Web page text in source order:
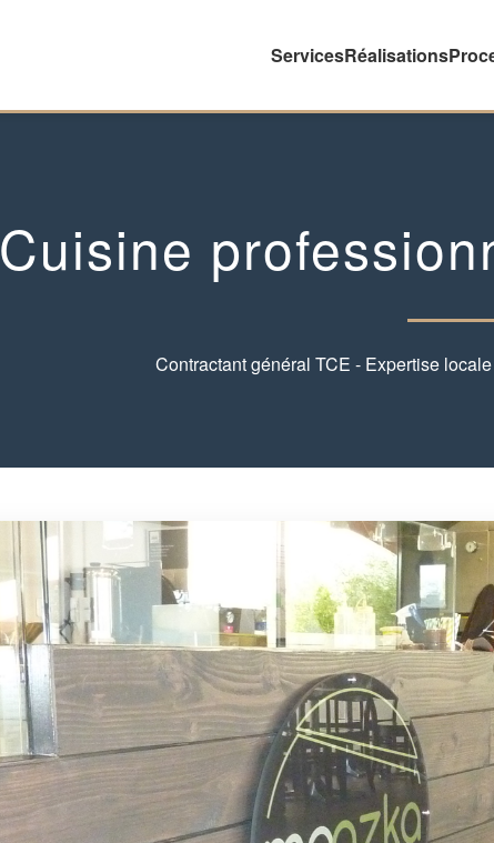
ServicesRéalisations
Cuisine
Contractant général TCE - Expertise